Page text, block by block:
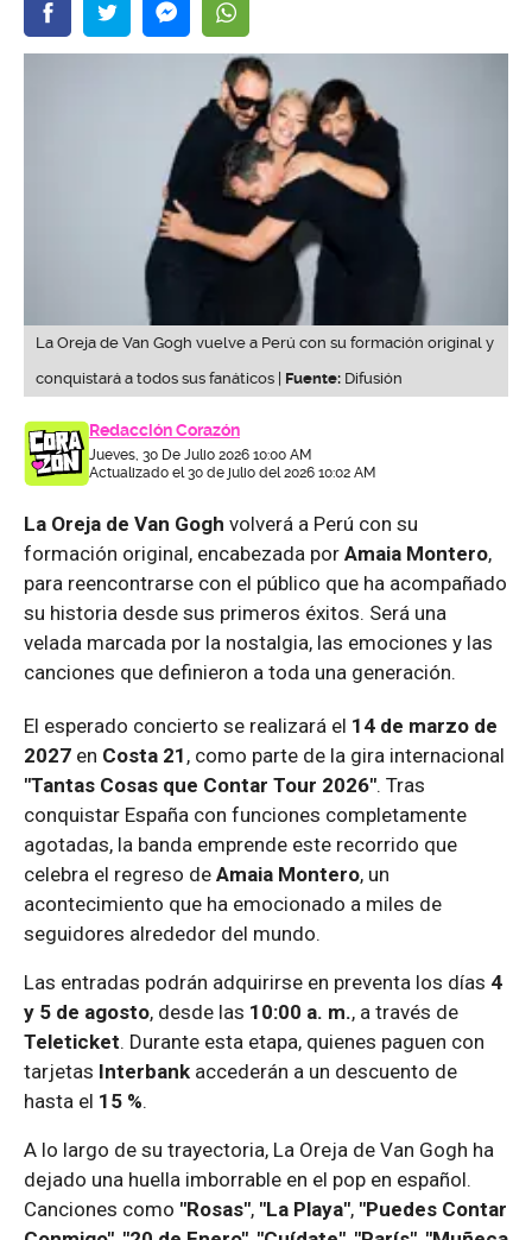
La Oreja de Van Gogh vuelve a Perú con su formación original y
conquistará a todos sus fanáticos | Fuente: Difusión
Redacción Corazón
Jueves, 30 De Julio 2026 10:00 AM
Actualizado el 30 de julio del 2026 10:02 AM
La Oreja de Van Gogh volverá a Perú con su
formación original, encabezada por Amaia Montero,
para reencontrarse con el público que ha acompañado
su historia desde sus primeros éxitos. Será una
velada marcada por la nostalgia, las emociones y las
canciones que definieron a toda una generación.
El esperado concierto se realizará el 14 de marzo de
2027 en Costa 21 , como parte de la gira internacional
"Tantas Cosas que Contar Tour 2026". Tras
conquistar España con funciones completamente
agotadas, la banda emprende este recorrido que
celebra el regreso de Amaia Montero, un
acontecimiento que ha emocionado a miles de
seguidores alrededor del mundo.
Las entradas podrán adquirirse en preventa los días 4
y 5 de agosto, desde las 10:00 a. m., a través de
Teleticket. Durante esta etapa, quienes paguen con
tarjetas Interbank accederán a un descuento de
hasta el 15 %.
A lo largo de su trayectoria, La Oreja de Van Gogh ha
dejado una huella imborrable en el pop en español.
Canciones como "Rosas", "La Playa", "Puedes Contar